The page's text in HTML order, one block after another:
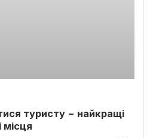
туристу − найкращі
місця